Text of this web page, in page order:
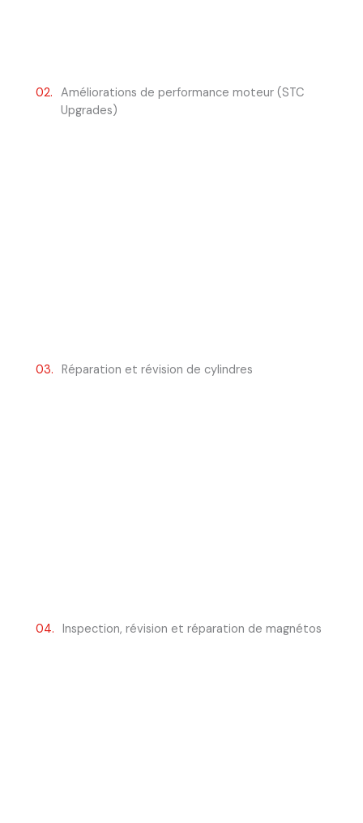
02. Améliorations de performance moteur (STC
Upgrades)
03. Réparation et révision de cylindres
04. Inspection, révision et réparation de magnétos